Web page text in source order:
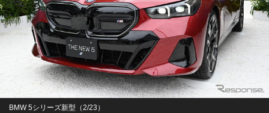
BMW 5シリーズ新型（2/23）